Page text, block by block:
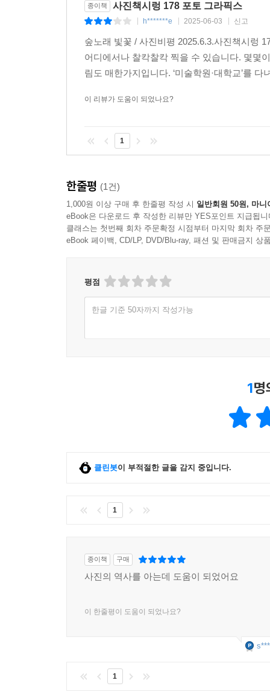
작가는 프랑스의 한 대학에서 그래픽 디자인과
《사진에 관한 비주얼 메모》를 출판한 바 있
풍부한 출처를 별도로 찾아보는 재미도 쏠쏠하다.
특히 이 책은 사진의 역사를 ‘만화 그래픽’으로
“교육적일 뿐만 아니라
지적으로 흥분되는 책” _《피시아이(Fisheye)》
각 장은 주요 기술적, 사회적 지점을 경계로 구
예술가들은 15세기 브루넬레스키와 알베르티 이
장치 등의 개발을 촉진했다. 베르메르를 비롯한
2장은 니엡스가 최초로 사진을 촬영한 해부터
경쟁을 했다. 당시 가장 널리 퍼진 다게레오타입이
3장은 획기적인 사진 프로세스인 콜론디온 습
고발하거나 과학 연구를 하는 데 사진이 쓰이기도
오토크롬이 발명되었고, 1920년에는 바트레인
되었다. 사진기도 점점 소형화, 간편화되었다. 이
흐름이 생겨났다. 또한 사진을 전면에 내세운 [보
사진이 적국이나 자국에 대해 감시의 도구로 어
산부인과에서 초음파 사진이 사용되는 한편, 인
담았다(1969~2007년). 필름 사진의 시대가 서
스캐너, 인터넷 등 디지털 도구와 결합되면서 판
8장은 오늘날 딥페이크와 인공지능 이미지 등을
사진을 분석하고 이해하기까지에 이르렀다. 안
종이책 사진책시렁 178 포토 그라픽스
h*******e 2025-06-03 신고
숲노래 빛꽃 / 사진비평 2025.6.3.사진책시렁
어디에서나 찰칵찰칵 찍을 수 있습니다. 몇몇
림도 매한가지입니다. ‘미술학원·대학교’를
이 리뷰가 도움이 되었나요?
1
한줄평 (1건)
1,000원 이상 구매 후 한줄평 작성 시 일반회원 50원, 마니
eBook은 다운로드 후 작성한 리뷰만 YES포인트 지급됩니
클래스는 첫번째 회차 주문확정 시점부터 마지막 회차 주
eBook 페이백, CD/LP, DVD/Blu-ray, 패션 및 판매금지 상
평점
한글 기준 50자까지 작성가능
1명
클린봇이 부적절한 글을 감지 중입니다.
1
종이책 구매
사진의 역사를 아는데 도움이 되었어요
이 한줄평이 도움이 되었나요?
1